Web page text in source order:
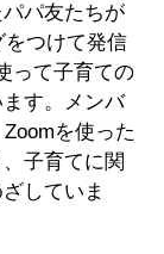
パ友たちが
つけて発信
って子育ての
す。メンバ
を使った
子育てに関
していま